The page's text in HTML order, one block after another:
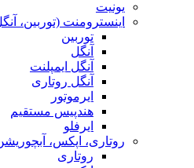
یونیت
اینسترومنت (توربین،
توربین
آنگل
آنگل ایمپلنت
آنگل روتاری
ایرموتور
هندپیس مستقیم
ایرفلو
روتاری، اپکس،
روتاری